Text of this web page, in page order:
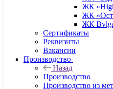
ЖК
ЖК
ЖК
Сертификаты
Реквизиты
Вакансии
Производство
Назад
Производство
Производство из